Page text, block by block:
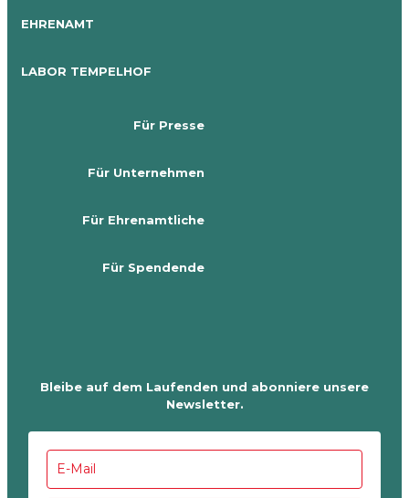
EHRENAMT
LABOR TEMPELHOF
Für Presse
Für Unternehmen
Für Ehrenamtliche
Für Spendende
Bleibe auf dem Laufenden und abonniere unsere
Newsletter.